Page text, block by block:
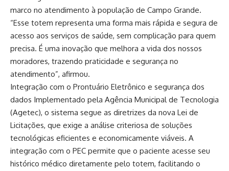
marco no atendimento à população de Campo Grande.
“Esse totem representa uma forma mais rápida e segura de
acesso aos serviços de saúde, sem complicação para quem
precisa. É uma inovação que melhora a vida dos nossos
moradores, trazendo praticidade e segurança no
atendimento”, afirmou.
Integração com o Prontuário Eletrônico e segurança dos
dados Implementado pela Agência Municipal de Tecnologia
(Agetec), o sistema segue as diretrizes da nova Lei de
Licitações, que exige a análise criteriosa de soluções
tecnológicas eficientes e economicamente viáveis. A
integração com o PEC permite que o paciente acesse seu
histórico médico diretamente pelo totem, facilitando o